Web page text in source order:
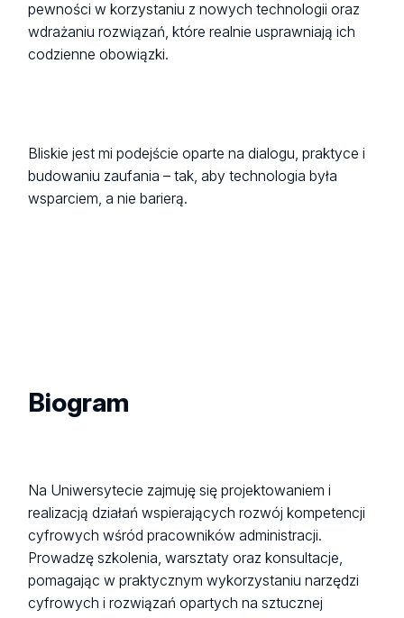
pewności w korzystaniu z nowych technologii oraz
wdrażaniu rozwiązań, które realnie usprawniają ich
codzienne obowiązki.
Bliskie jest mi podejście oparte na dialogu, praktyce i
budowaniu zaufania – tak, aby technologia była
wsparciem, a nie barierą.
Biogram
Na Uniwersytecie zajmuję się projektowaniem i
realizacją działań wspierających rozwój kompetencji
cyfrowych wśród pracowników administracji.
Prowadzę szkolenia, warsztaty oraz konsultacje,
pomagając w praktycznym wykorzystaniu narzędzi
cyfrowych i rozwiązań opartych na sztucznej